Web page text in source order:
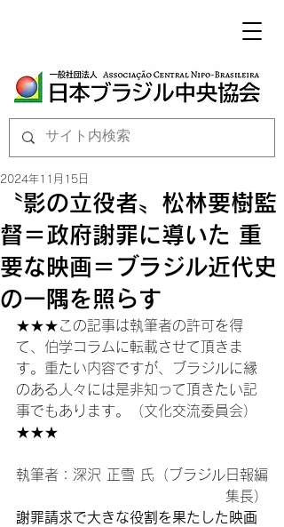
〝影の立役者〟松林要樹監
督＝政府謝罪に導いた 重
要な映画＝ブラジル近代史
の一隅を照らす
2024年11月15日
★★★この記事は執筆者の許可を得
て、伯学コラムに転載させて頂きま
す。重たい内容ですが、ブラジルに縁
のある人々には是非知って頂きたい記
事でもあります。（文化交流委員会）
執筆者：深沢 正雪 氏（ブラジル日報編
集長）
謝罪請求で大きな役割を果たした映画